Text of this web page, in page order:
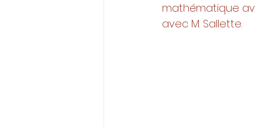
mathématique
avec M. Sallette.